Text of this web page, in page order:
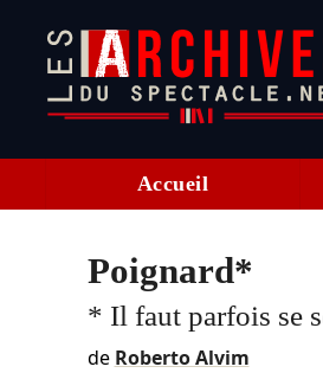
Accueil
Poignard*
* Il faut parfois se
de Roberto Alvim